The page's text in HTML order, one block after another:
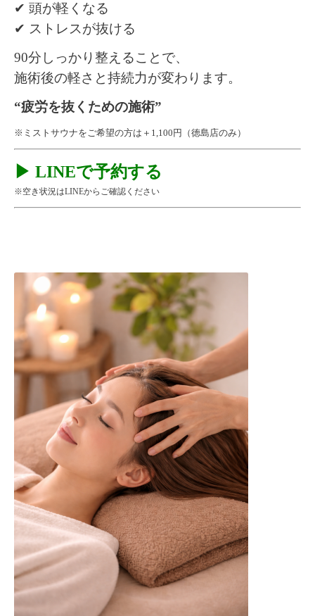
✔ 頭が軽くなる
✔ ストレスが抜ける
90分しっかり整えることで、
施術後の軽さと持続力が変わります。
“疲労を抜くための施術”
※ミストサウナをご希望の方は＋1,100円（徳島店のみ）
▶ LINEで予約する
※空き状況はLINEからご確認ください